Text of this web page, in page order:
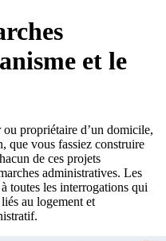
et le
propriétaire d’un domicile,
que vous fassiez construire
de ces projets
administratives. Les
toutes les interrogations qui
au logement et